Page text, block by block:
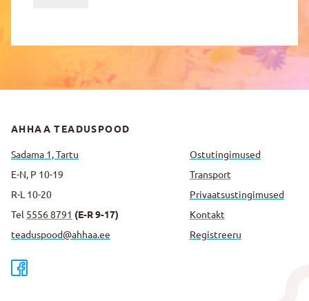
AHHAA TEADUSPOOD
Sadama 1, Tartu
E-N, P 10-19
R-L 10-20
Tel 5556 8791 (E-R 9-17)
teaduspood@ahhaa.ee
Ostutingimused
Transport
Privaatsus­tingimused
Kontakt
Registreeru